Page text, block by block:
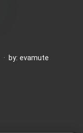
· by: evamute